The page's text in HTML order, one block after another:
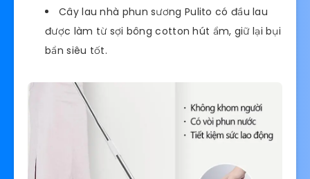
Cây lau nhà phun sương Pulito có đầu lau
được làm từ sợi bông cotton hút ẩm, giữ lại bụi
bẩn siêu tốt.